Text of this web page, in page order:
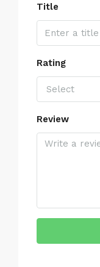
Title
Rating
Select
Review